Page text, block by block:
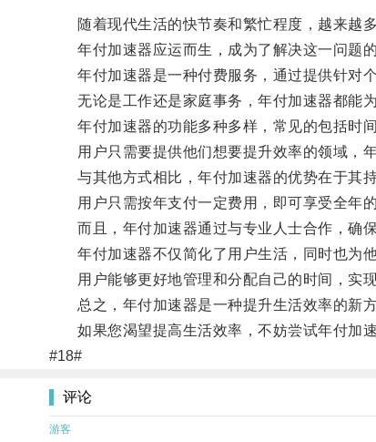
随着现代生活的快节奏和繁忙程度，越来越多
年付加速器应运而生，成为了解决这一问题的
年付加速器是一种付费服务，通过提供针对个
无论是工作还是家庭事务，年付加速器都能为
年付加速器的功能多种多样，常见的包括时间
用户只需要提供他们想要提升效率的领域，年
与其他方式相比，年付加速器的优势在于其持
用户只需按年支付一定费用，即可享受全年的
而且，年付加速器通过与专业人士合作，确保
年付加速器不仅简化了用户生活，同时也为他
用户能够更好地管理和分配自己的时间，实现
总之，年付加速器是一种提升生活效率的新方
如果您渴望提高生活效率，不妨尝试年付加速
#18#
评论
游客